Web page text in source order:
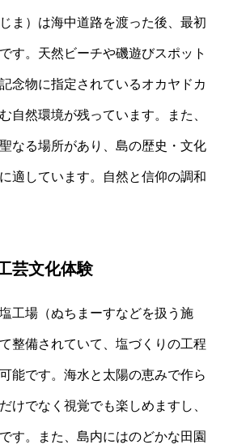
ま）は海中道路を渡った後、最初
す。天然ビーチや磯遊びスポット
念物に指定されているオカヤドカ
自然環境が残っています。また、
なる場所があり、島の歴史・文化
適しています。自然と信仰の調和
芸文化体験
工場（ぬちまーすなどを扱う施
整備されていて、塩づくりの工程
能です。海水と太陽の恵みで作ら
けでなく視覚でも楽しめますし、
す。また、島内にはのどかな田園